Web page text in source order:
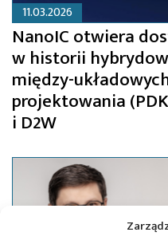
11.03.2026
NanoIC otwiera
w historii
między-
projektowania
i D2W